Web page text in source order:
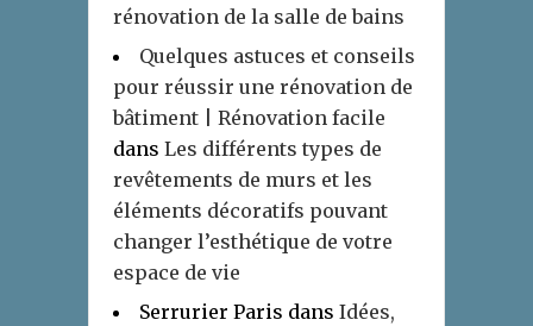
rénovation de la salle de bains
Quelques astuces et conseils
pour réussir une rénovation de
bâtiment | Rénovation facile
dans Les différents types de
revêtements de murs et les
éléments décoratifs pouvant
changer l’esthétique de votre
espace de vie
Serrurier Paris dans Idées,